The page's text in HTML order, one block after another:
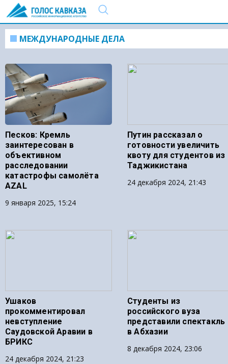
МЕЖДУНАРОДНЫЕ ДЕЛА
Песков: Кремль
заинтересован в
объективном
расследовании
катастрофы самолёта
AZAL
9 января 2025, 15:24
Путин рассказал о
готовности увеличить
квоту для студентов из
Таджикистана
24 декабря 2024, 21:43
Ушаков
прокомментировал
невступление
Саудовской Аравии в
БРИКС
24 декабря 2024, 21:23
Студенты из
российского вуза
представили спектакль
в Абхазии
8 декабря 2024, 23:06